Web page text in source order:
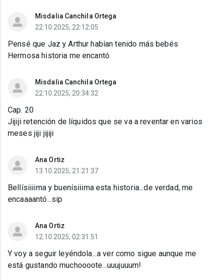
Misdalia Canchila Ortega
22.10.2025, 22:12:05
Pensé que Jaz y Arthur habían tenido más bebés
Hermosa historia me encantó
Misdalia Canchila Ortega
22.10.2025, 20:34:32
Cap. 20
Jijiji retención de líquidos que se va a reventar en varios
meses jiji jijiji
Ana Ortiz
13.10.2025, 21:21:37
Bellísiiiima y buenísiiima esta historia...de verdad, me
encaaaantó...sip
Ana Ortiz
12.10.2025, 02:31:51
Y voy a seguir leyéndola...a ver como sigue aunque me
está gustando muchoooote...uuujuuum!